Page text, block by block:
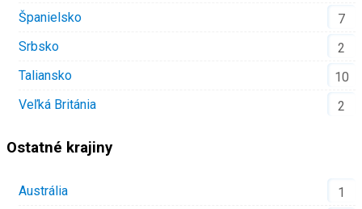
Španielsko
7
Srbsko
2
Taliansko
10
Veľká Británia
2
Ostatné krajiny
Austrália
1